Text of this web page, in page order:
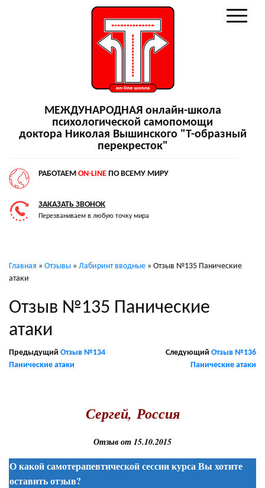
МЕЖДУНАРОДНАЯ онлайн-школа
психологической самопомощи
доктора Николая Вышинского "Т-образный
перекресток"
РАБОТАЕМ ON-LINE ПО ВСЕМУ МИРУ
ЗАКАЗАТЬ ЗВОНОК
Перезваниваем в любую точку мира
Главная » Отзывы » Лабиринт вводные » Отзыв №135 Панические
атаки
Отзыв №135 Панические
атаки
Предыдущий Отзыв №134
Панические атаки
Следующий Отзыв №136
Панические атаки
Сергей, Россия
Отзыв от 15.10.2015
О какой самотерапевтической сессии курса Вы хотите
оставить отзыв?